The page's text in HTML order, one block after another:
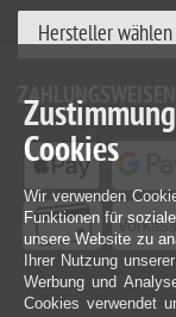
Hersteller wählen
ZAHLUNGSWEISEN
Cookies
Wir verwenden
Funktionen für
unsere Website zu
Ihrer Nutzung
Werbung und
Cookies verwendet